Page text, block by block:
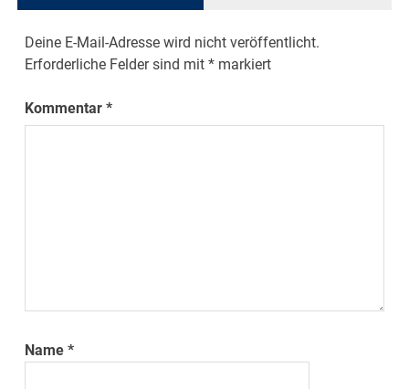
Deine E-Mail-Adresse wird nicht veröffentlicht.
Erforderliche Felder sind mit* markiert
Kommentar*
Name*